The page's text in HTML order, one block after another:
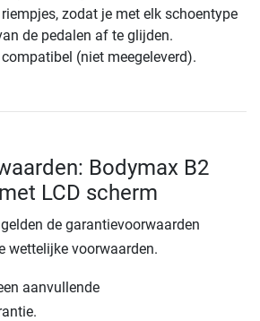
zodat je met elk schoentype
de pedalen af te glijden.
(niet meegeleverd).
Bodymax B2
LCD scherm
de garantievoorwaarden
wettelijke voorwaarden.
aanvullende